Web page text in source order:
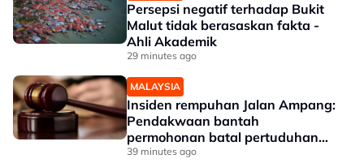
Persepsi negatif terhadap Bukit
Malut tidak berasaskan fakta -
Ahli Akademik
29 minutes ago
MALAYSIA
Insiden rempuhan Jalan Ampang:
Pendakwaan bantah
permohonan batal pertuduhan
bunuh
39 minutes ago